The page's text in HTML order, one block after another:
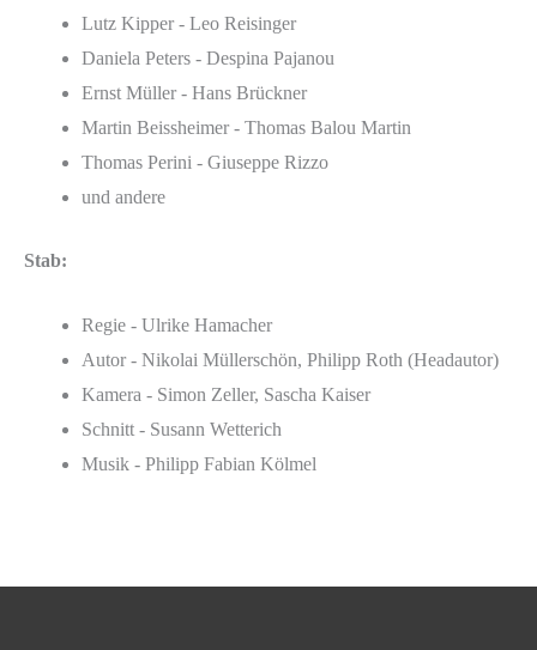
Lutz Kipper - Leo Reisinger
Daniela Peters - Despina Pajanou
Ernst Müller - Hans Brückner
Martin Beissheimer - Thomas Balou Martin
Thomas Perini - Giuseppe Rizzo
und andere
Stab:
Regie - Ulrike Hamacher
Autor - Nikolai Müllerschön, Philipp Roth (Headautor)
Kamera - Simon Zeller, Sascha Kaiser
Schnitt - Susann Wetterich
Musik - Philipp Fabian Kölmel